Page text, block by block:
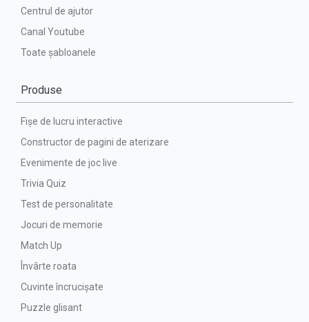
Centrul de ajutor
Canal Youtube
Toate șabloanele
Produse
Fișe de lucru interactive
Constructor de pagini de aterizare
Evenimente de joc live
Trivia Quiz
Test de personalitate
Jocuri de memorie
Match Up
Învârte roata
Cuvinte încrucișate
Puzzle glisant